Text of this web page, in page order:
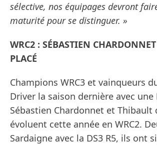
sélective, nos équipages devront
maturité pour se distinguer. »
WRC2 : SÉBASTIEN
PLACÉ
Champions WRC3 et vainqueurs
Driver la saison dernière avec une
Sébastien Chardonnet et Thibault
évoluent cette année en WRC2.
Sardaigne avec la DS3 R5, ils ont